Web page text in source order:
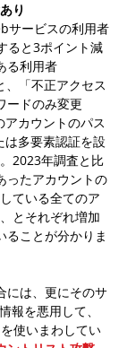
り
サービスの利用者
ると3ポイント減
る利用者
、「不正アクセス
ードのみ変更
アカウントのパス
多要素認証を設
2023年調査と比
ったアカウントの
ている全てのア
とそれぞれ増加
ることが分かりま
には、更にそのサ
報を悪用して、
使いまわしてい